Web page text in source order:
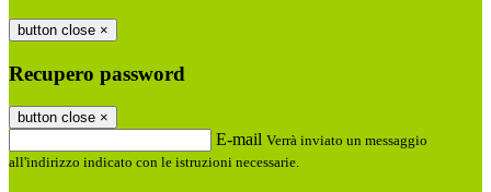
button close ×
Recupero password
button close ×
E-mail Verrà inviato un messaggio
all'indirizzo indicato con le istruzioni necessarie.